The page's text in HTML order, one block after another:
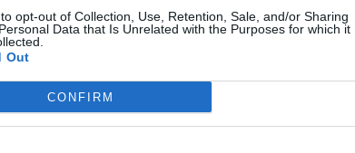
opt-out of Collection, Use, Retention, Sale, and/or Sharing
Data that Is Unrelated with the Purposes for which it
Out
CONFIRM
1
d'avis
(à action lente)